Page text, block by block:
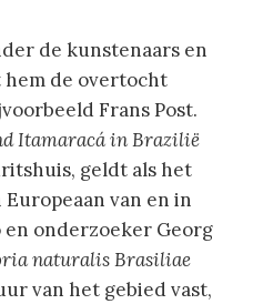
de kunstenaars en
hem de overtocht
Frans Post.
Itamaracá in Brazilië
geldt als het
van en in
en onderzoeker Georg
naturalis Brasiliae
van het gebied vast,